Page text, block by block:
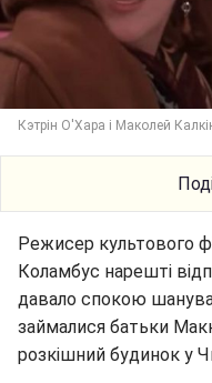
Кэтрін О'Хара і Маколей
Режисер культового
Коламбус нарешті
давало спокою
займалися батьки
розкішний будинок у